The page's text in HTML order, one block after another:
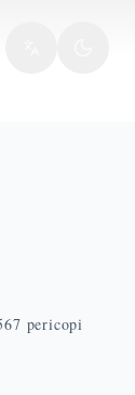
pericopi